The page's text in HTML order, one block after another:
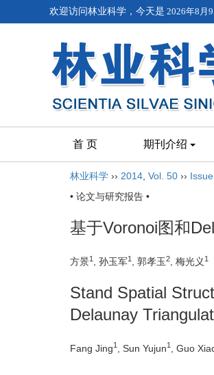
欢迎访问林业科学，今天是 2026年8月
首 页 期刊介绍
林业科学 ›› 2014 Vol. 50 ››
• 论文与研究报告 •
基于Voronoi图和
方景1 , 孙玉军1 , 郭孝玉2 , 梅光义 1
Stand Spatial
Delaunay
Fang Jing1 , Sun Yujun1 , Guo